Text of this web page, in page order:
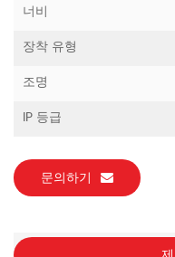
너비
장착 유형
조명
IP 등급
문의하기